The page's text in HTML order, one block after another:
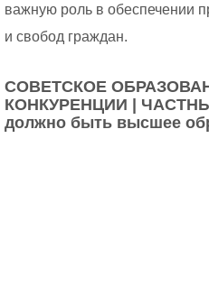
важную роль в обеспечении
и свобод граждан.
СОВЕТСКОЕ
КОНКУРЕНЦИИ |
должно быть высшее